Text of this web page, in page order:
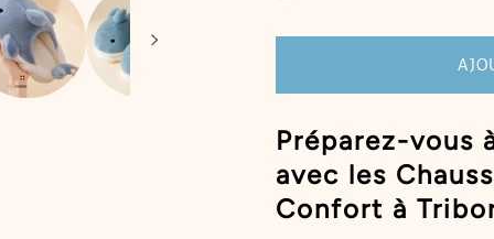
Chausson
kawaii
requin
kawaii
Préparez-vous
avec les
Confort à